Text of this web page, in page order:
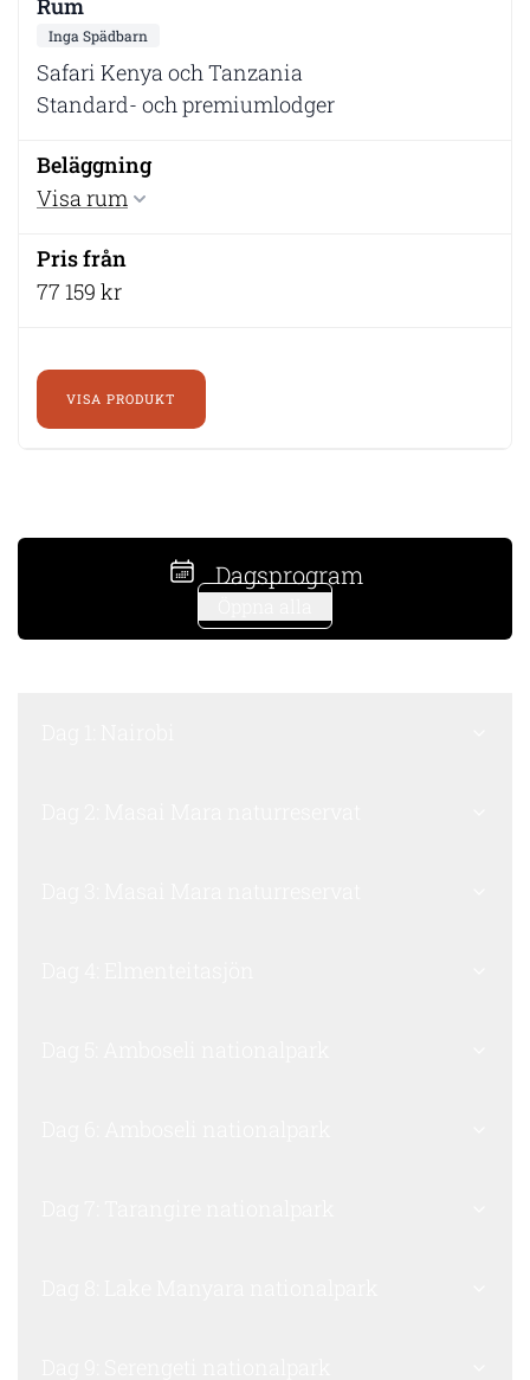
Inga Spädbarn
Safari Kenya och Tanzania
Standard- och premiumlodger
Visa rum
77 159 kr
VISA PRODUKT
Dagsprogram